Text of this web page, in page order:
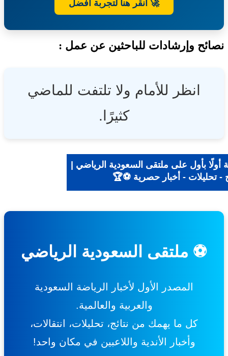
🚀 انقر هنا لتجربة أفضل
وإرشادات للباحثين عن عمل :
انظر للأمام ولا تلتفت للماضي
كثيرًا.
بأول على ملتقى السعودية الرياضي |
- تحليلات - أخبار حصرية ⚽🏆
⚽ ملتقى السعودية الرياضي
المصدر الأول لأخبار الرياضة السعودية
والعربية والعالمية.
كل ما يهمك من نتائج، تحليلات، انتقالات،
وأخبار الأندية واللاعبين في مكان واحد!